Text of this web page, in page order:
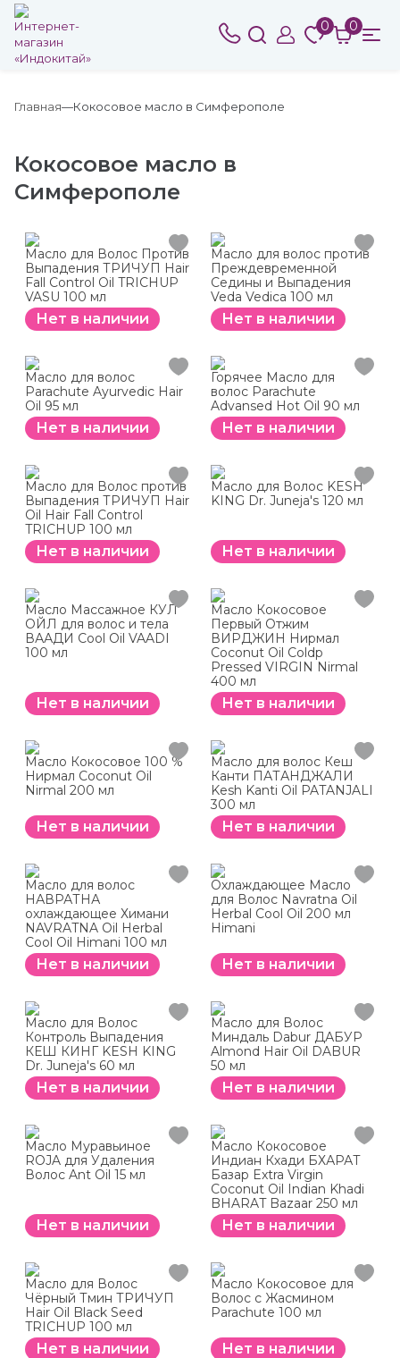
0 0
Главная Кокосовое масло в Симферополе
Кокосовое масло в
Симферополе
Масло для Волос Против
Выпадения ТРИЧУП Hair
Fall Control Oil TRICHUP
VASU 100 мл
Нет в наличии
Масло для волос против
Преждевременной
Седины и Выпадения
Veda Vedica 100 мл
Нет в наличии
Масло для волос
Parachute Ayurvedic Hair
Oil 95 мл
Нет в наличии
Горячее Масло для
волос Parachute
Advansed Hot Oil 90 мл
Нет в наличии
Масло для Волос против
Выпадения ТРИЧУП Hair
Oil Hair Fall Control
TRICHUP 100 мл
Нет в наличии
Масло для Волос KESH
KING Dr. Juneja's 120 мл
Нет в наличии
Масло Массажное КУЛ
ОЙЛ для волос и тела
ВААДИ Cool Oil VAADI
100 мл
Нет в наличии
Масло Кокосовое
Первый Отжим
ВИРДЖИН Нирмал
Coconut Oil Coldp
Pressed VIRGIN Nirmal
400 мл
Нет в наличии
Масло Кокосовое 100 %
Нирмал Coconut Oil
Nirmal 200 мл
Нет в наличии
Масло для волос Кеш
Канти ПАТАНДЖАЛИ
Kesh Kanti Oil PATANJALI
300 мл
Нет в наличии
Масло для волос
НАВРАТНА
охлаждающее Химани
NAVRATNA Oil Herbal
Cool Oil Himani 100 мл
Нет в наличии
Охлаждающее Масло
для Волос Navratna Oil
Herbal Cool Oil 200 мл
Himani
Нет в наличии
Масло для Волос
Контроль Выпадения
КЕШ КИНГ KESH KING
Dr. Juneja's 60 мл
Нет в наличии
Масло для Волос
Миндаль Dabur ДАБУР
Almond Hair Oil DABUR
50 мл
Нет в наличии
Масло Муравьиное
ROJA для Удаления
Волос Ant Oil 15 мл
Нет в наличии
Масло Кокосовое
Индиан Кхади БХАРАТ
Базар Extra Virgin
Coconut Oil Indian Khadi
BHARAT Bazaar 250 мл
Нет в наличии
Масло для Волос
Чёрный Тмин ТРИЧУП
Hair Oil Black Seed
TRICHUP 100 мл
Нет в наличии
Масло Кокосовое для
Волос с Жасмином
Parachute 100 мл
Нет в наличии